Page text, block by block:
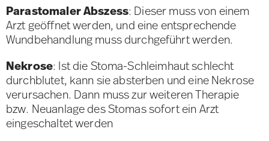
Parastomaler Abszess: Dieser muss von einem
Arzt geöffnet werden, und eine entsprechende
Wundbehandlung muss durchgeführt werden.
Nekrose: Ist die Stoma-Schleimhaut schlecht
durchblutet, kann sie absterben und eine Nekrose
verursachen. Dann muss zur weiteren Therapie
bzw. Neuanlage des Stomas sofort ein Arzt
eingeschaltet werden